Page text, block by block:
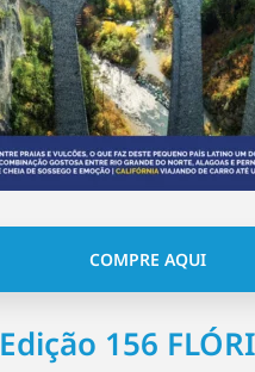
COMPRE AQUI
Edição 156